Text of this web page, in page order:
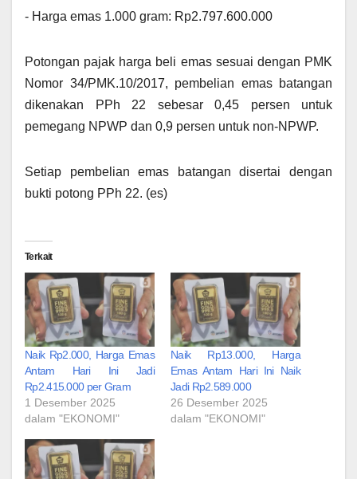
‎- ⁠Harga emas 1.000 gram: Rp2.797.600.000
‎‎Potongan pajak harga beli emas sesuai dengan PMK
Nomor 34/PMK.10/2017, pembelian emas batangan
dikenakan PPh 22 sebesar 0,45 persen untuk
pemegang NPWP dan 0,9 persen untuk non-NPWP.
Setiap pembelian emas batangan disertai dengan
bukti potong PPh 22. (es)
Terkait
Naik Rp2.000, Harga Emas
Antam Hari Ini Jadi
Rp2.415.000 per Gram
1 Desember 2025
dalam "EKONOMI"
Naik Rp13.000, Harga
Emas Antam Hari Ini Naik
Jadi Rp2.589.000
26 Desember 2025
dalam "EKONOMI"